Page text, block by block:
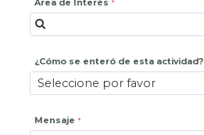
Área de Interés
¿Cómo se enteró de esta actividad?
Mensaje